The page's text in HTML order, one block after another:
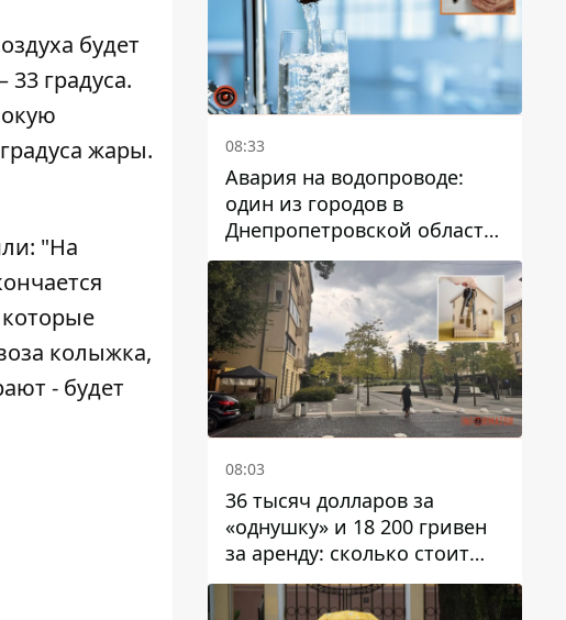
будет
градуса.
жары.
"На
колыжка,
- будет
08:33
Авария на водопроводе:
один из городов в
Днепропетровской области
остался без воды
08:03
36 тысяч долларов за
«однушку» и 18 200 гривен
за аренду: сколько стоит
жилье в Днепропетровской
области